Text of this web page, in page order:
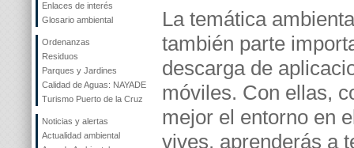
Enlaces de interés
Glosario ambiental
Ordenanzas
Residuos
Parques y Jardines
Calidad de Aguas: NAYADE
Turismo Puerto de la Cruz
Noticias y alertas
Actualidad ambiental
La temática
también parte
descarga de
móviles. Con ellas,
mejor el entorno en
vives, aprenderás a